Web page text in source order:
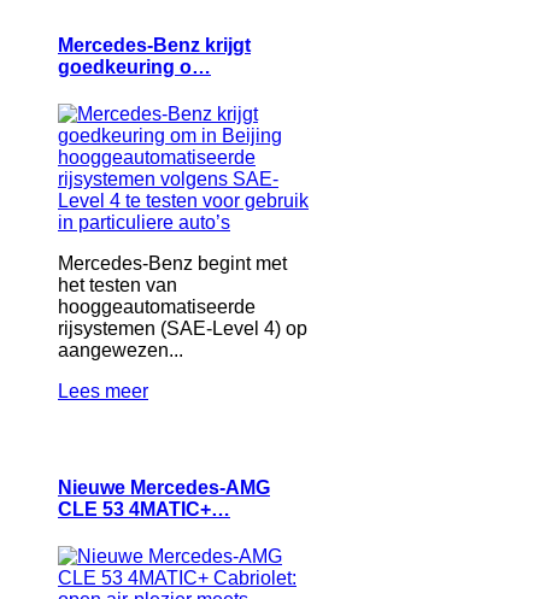
Mercedes-Benz krijgt
goedkeuring o…
Mercedes-Benz begint met
het testen van
hooggeautomatiseerde
rijsystemen (SAE-Level 4) op
aangewezen...
Lees meer
Nieuwe Mercedes-AMG
CLE 53 4MATIC+…